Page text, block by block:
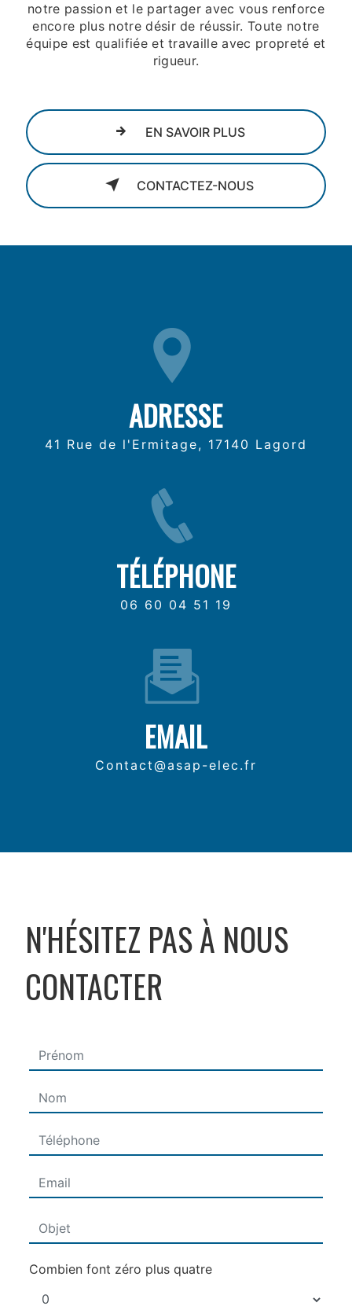
notre passion et le partager avec vous renforce
encore plus notre désir de réussir. Toute notre
équipe est qualifiée et travaille avec propreté et
rigueur.
EN SAVOIR PLUS
CONTACTEZ-NOUS
ADRESSE
41 Rue de l'Ermitage, 17140 Lagord
TÉLÉPHONE
06 60 04 51 19
EMAIL
contact@asap-elec.fr
N'HÉSITEZ PAS À NOUS
CONTACTER
Combien font zéro plus quatre